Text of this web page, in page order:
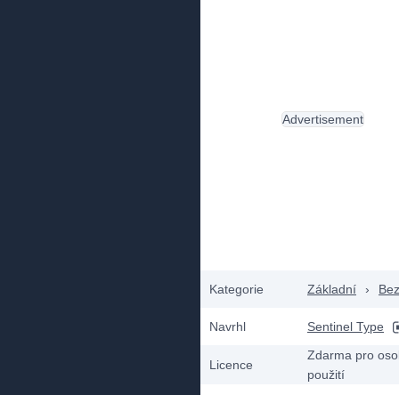
Kategorie Základní ›
Navrhl Sentinel Type
Licence
Zdarma pro
použití
Advertisement